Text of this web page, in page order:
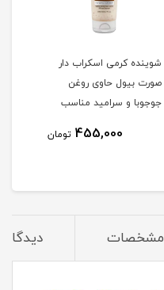
شوینده کرمی اسکراب دار
صورت بیول حاوی روغن
جوجوبا و سرامید مناسب
455,000 تومان
مشخصات